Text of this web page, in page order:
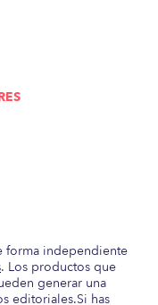
forma independiente
. Los productos que
generar una
editoriales.Si has